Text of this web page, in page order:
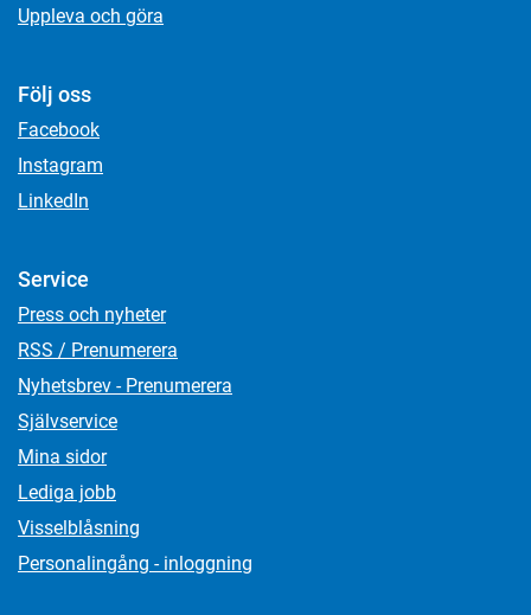
Uppleva och göra
Följ oss
Facebook
Instagram
LinkedIn
Service
Press och nyheter
RSS / Prenumerera
Nyhetsbrev - Prenumerera
Självservice
Mina sidor
Lediga jobb
Visselblåsning
Personalingång - inloggning